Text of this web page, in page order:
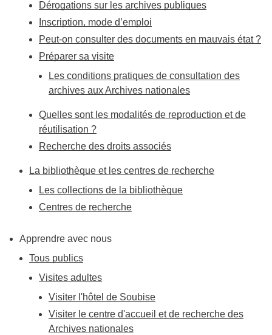
Dérogations sur les archives publiques
Inscription, mode d’emploi
Peut-on consulter des documents en mauvais état ?
Préparer sa visite
Les conditions pratiques de consultation des
archives aux Archives nationales
Quelles sont les modalités de reproduction et de
réutilisation ?
Recherche des droits associés
La bibliothèque et les centres de recherche
Les collections de la bibliothèque
Centres de recherche
Apprendre avec nous
Tous publics
Visites adultes
Visiter l'hôtel de Soubise
Visiter le centre d'accueil et de recherche des
Archives nationales